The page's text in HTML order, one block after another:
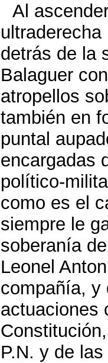
Al
detrás de la
Balaguer
atropellos
también en
puntal
encargadas
político-
como es el
siempre le
soberanía
Leonel
compañía, y
actuaciones
P.N. y de las